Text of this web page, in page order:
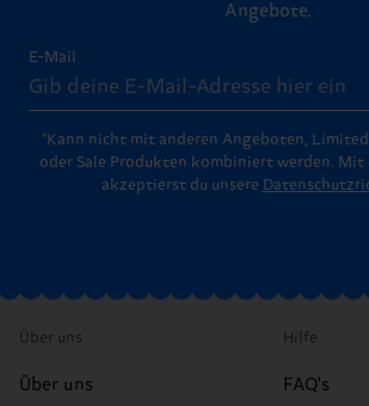
Angebote.
E-Mail
*Kann nicht mit anderen Angeboten,
oder Sale Produkten kombiniert werden.
akzeptierst du unsere
Über uns
Über uns
Hilfe
FAQ's